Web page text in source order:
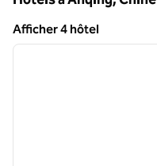
Afficher 4 hôtel
Afficher 4 hôtel
1 sur 12